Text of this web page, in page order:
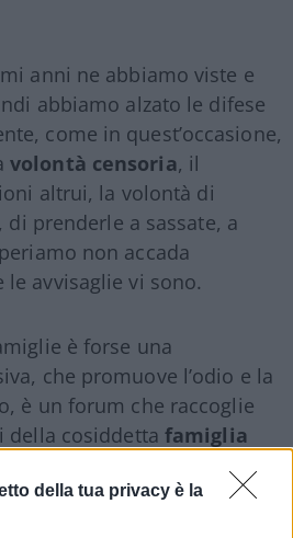
della tua privacy è la
anni ne abbiamo viste e
abbiamo alzato le difese
come in quest’occasione,
volontà censoria, il
altrui, la volontà di
prenderle a sassate, a
non accada
le avvisaglie vi sono.
è forse una
che promuove l’odio e la
è un forum che raccoglie
della cosiddetta famiglia
peraltro iscritta nella nostra